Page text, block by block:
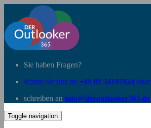
Sie haben Fragen?
Rufen Sie uns an +49 89 54197824 oder
schreiben an info@deroutlooker365.de
Toggle navigation